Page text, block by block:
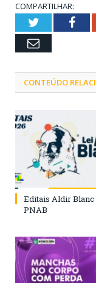
COMPARTILHAR:
Twitter
Email
CONTEÚDO
Editais Aldir Blanc
PNAB